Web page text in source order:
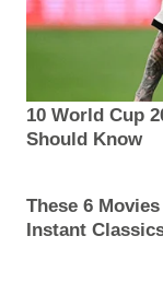
10 World Cup
Should Know
These 6
Instant